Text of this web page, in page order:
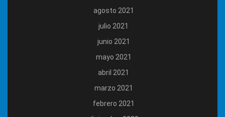
agosto 2021
julio 2021
junio 2021
mayo 2021
abril 2021
marzo 2021
febrero 2021